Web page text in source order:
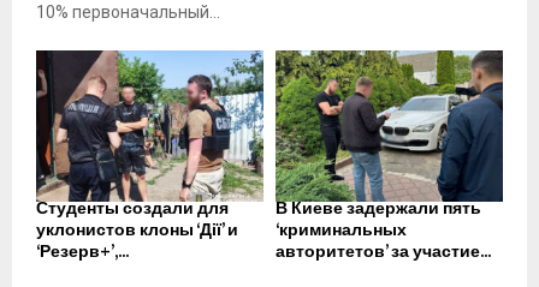
10% первоначальный...
Студенты создали для
уклонистов клоны ‘Дії’ и
‘Резерв+’,...
В Киеве задержали пять
‘криминальных
авторитетов’ за участие...